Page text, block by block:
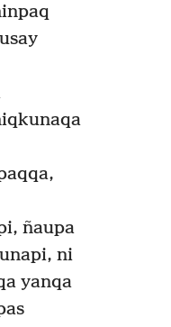
ñaupa
ni
yanqa